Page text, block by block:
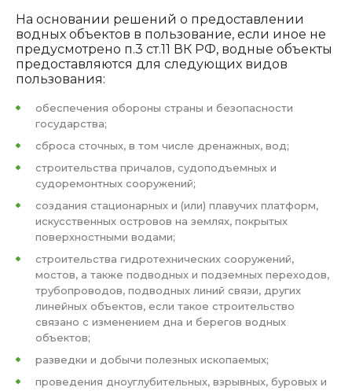
На основании решений о предоставлении
водных объектов в пользование, если иное не
предусмотрено п.3 ст.11 ВК РФ, водные объекты
предоставляются для следующих видов
пользования:
обеспечения обороны страны и безопасности
государства;
сброса сточных, в том числе дренажных, вод;
строительства причалов, судоподъемных и
судоремонтных сооружений;
создания стационарных и (или) плавучих платформ,
искусственных островов на землях, покрытых
поверхностными водами;
строительства гидротехнических сооружений,
мостов, а также подводных и подземных переходов,
трубопроводов, подводных линий связи, других
линейных объектов, если такое строительство
связано с изменением дна и берегов водных
объектов;
разведки и добычи полезных ископаемых;
проведения дноуглубительных, взрывных, буровых и